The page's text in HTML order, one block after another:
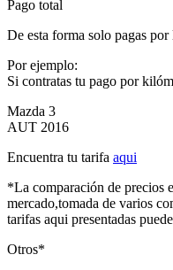
Pago total
De esta forma solo pagas
Por ejemplo:
Si contratas tu pago por
Mazda 3
AUT 2016
Encuentra tu tarifa aqui
*La comparación de precios
mercado,tomada de varios
tarifas aqui presentadas
Otros*